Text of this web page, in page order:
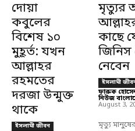
দোয়া
কবুলের
বিশেষ ১০
মুহূর্ত: যখন
আল্লাহর
রহমতের
দরজা উন্মুক্ত
থাকে
ইসলামী জীবন
মৃত্যুর
কাছে
জিনিস
নেবেন
ইসলামী
ফারুক
নিউজ
August 3,
মৃত্যু